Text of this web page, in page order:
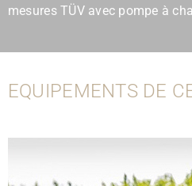
mesures TÜV avec pompe à
EQUIPEMENTS DE